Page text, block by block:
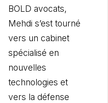
BOLD avocats,
Mehdi s’est tourné
vers un cabinet
spécialisé en
nouvelles
technologies et
vers la défense